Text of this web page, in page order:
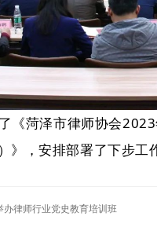
《菏泽市律师协会
》，安排部署了下步
办律师行业党史教育培训班